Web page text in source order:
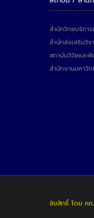
สำนักวิทยบริการ
สำนักส่งเสริมวิช
สถาบันวิจัยและ
สำนักงานมหาวิ
ลิขสิทธิ์ โดย คณ